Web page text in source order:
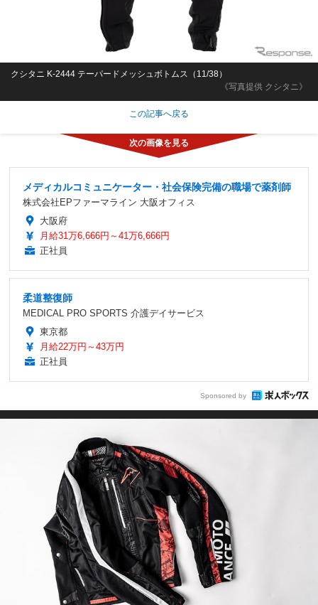
《写真提供 クシタニ》
クシタニ K-2444 テーパードメッシュボトムス（11/38）
この記事へ戻る
メディカルコミュニケーター・社会保険完備の職場で薬剤師
株式会社EPファーマライン 大阪オフィス
大阪府
月給31万6,666円～41万6,666円
正社員
柔道整復師
MEDICAL PRO SPORTS 介護デイサービス
東京都
月給22万円～43万円
正社員
Sponsored by